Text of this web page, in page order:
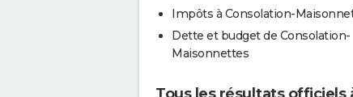
Impôts à Consolation-
Dette et budget de Consolation-
Maisonnettes